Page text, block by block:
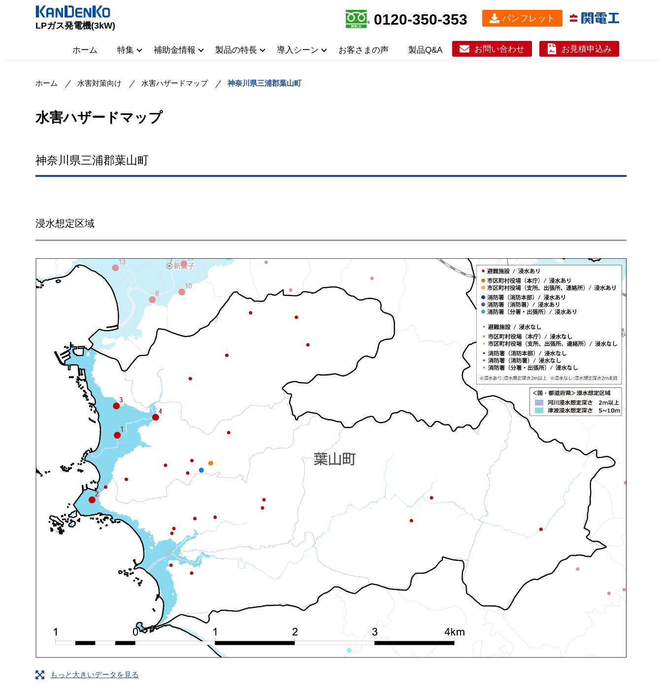
LPガス発電機(3kW) 0120-350-353 パンフレット
ホーム 特集 補助金情報 製品の特長 導入シーン お客さまの声 製品Q&A お問い合わせ お見積申込み
ホーム 水害対策向け 水害ハザードマップ 神奈川県三浦郡葉山町
水害ハザードマップ
神奈川県三浦郡葉山町
浸水想定区域
もっと大きいデータを見る